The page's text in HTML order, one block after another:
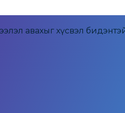
авахыг хүсвэл